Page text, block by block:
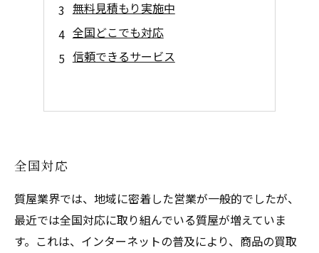
無料見積もり実施中
全国どこでも対応
信頼できるサービス
全国対応
質屋業界では、地域に密着した営業が一般的でしたが、
最近では全国対応に取り組んでいる質屋が増えていま
す。これは、インターネットの普及により、商品の買取